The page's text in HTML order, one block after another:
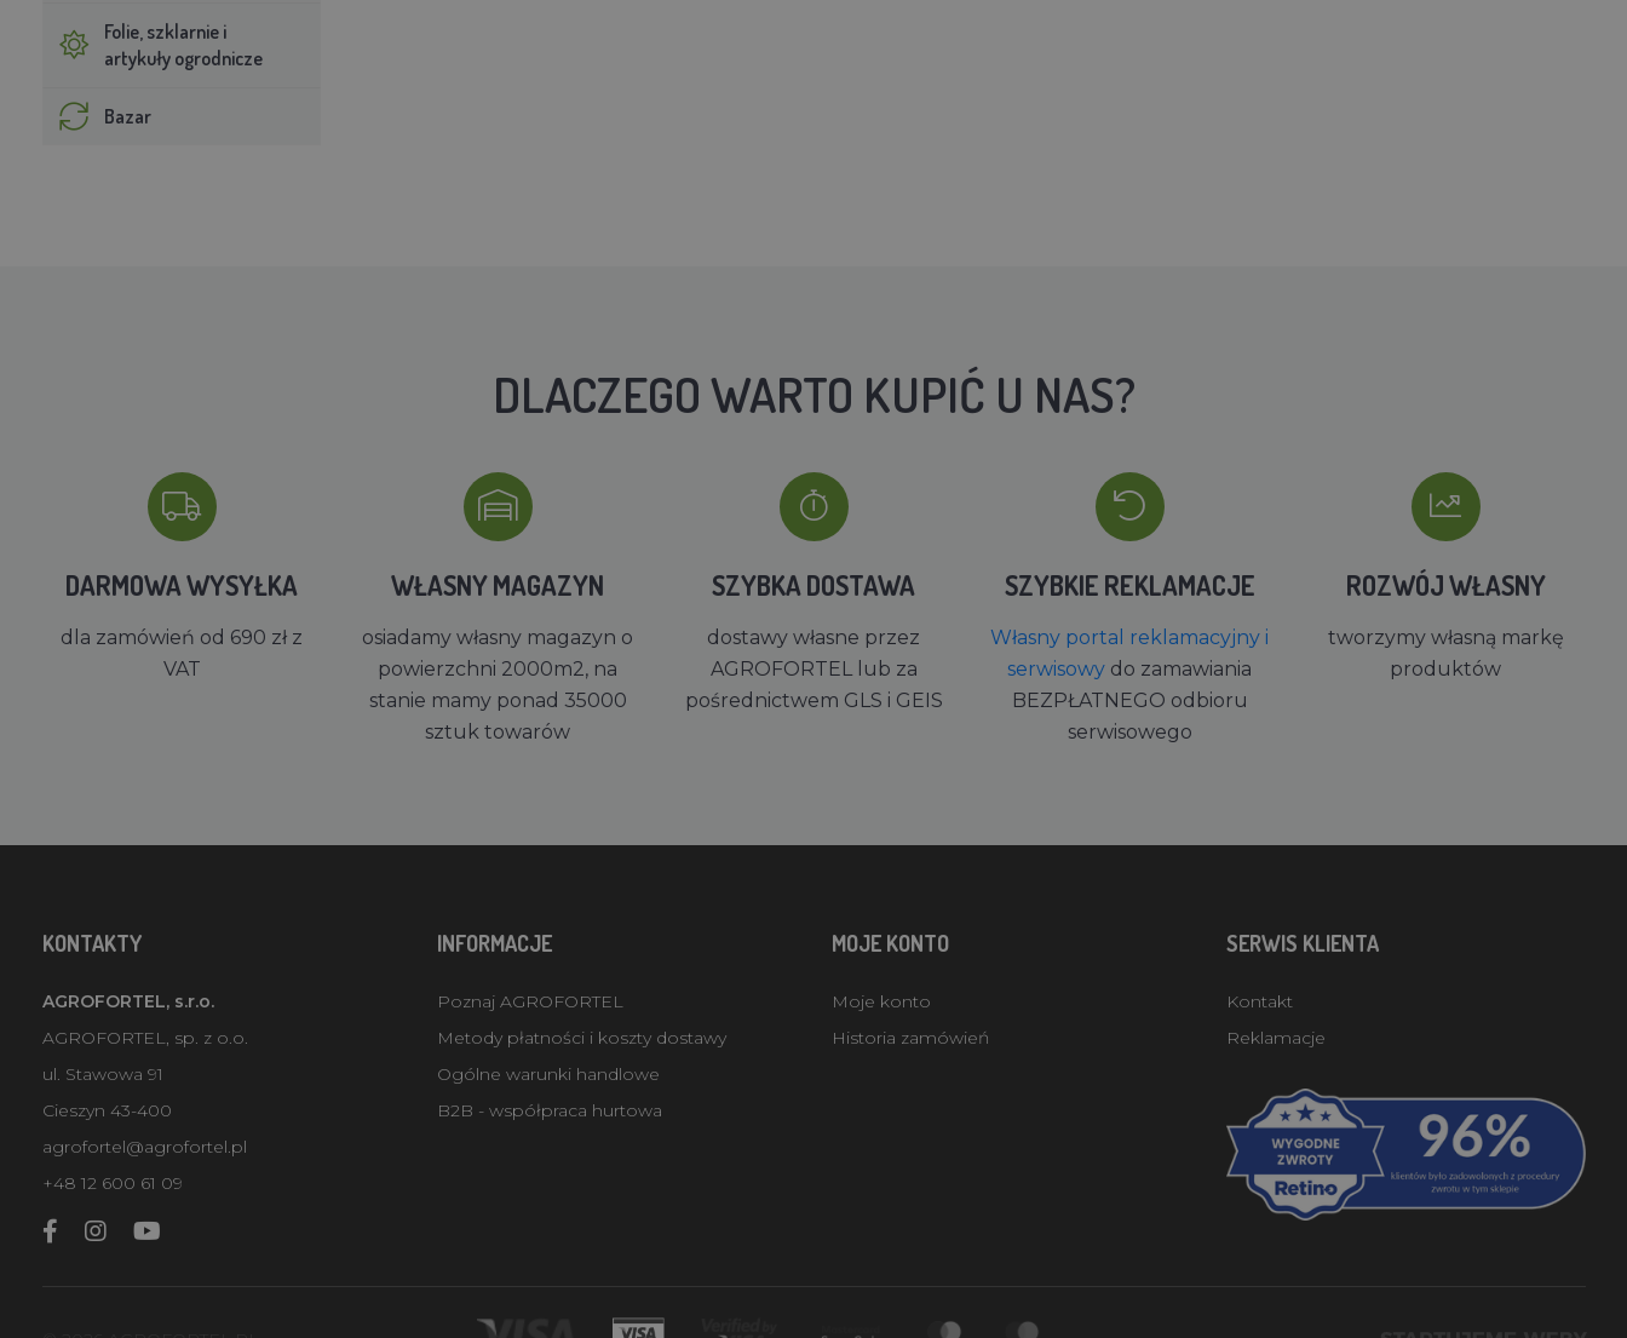
Folie, szklarnie i
artykuły ogrodnicze
Bazar
DLACZEGO WARTO KUPIĆ U NAS?
DARMOWA WYSYŁKA
dla zamówień od 690 zł z
VAT
WŁASNY MAGAZYN
osiadamy własny magazyn o
powierzchni 2000m2, na
stanie mamy ponad 35000
sztuk towarów
SZYBKA DOSTAWA
dostawy własne przez
AGROFORTEL lub za
pośrednictwem GLS i GEIS
SZYBKIE REKLAMACJE
Własny portal reklamacyjny i
serwisowy do zamawiania
BEZPŁATNEGO odbioru
serwisowego
ROZWÓJ WŁASNY
tworzymy własną markę
produktów
KONTAKTY
AGROFORTEL, s.r.o.
AGROFORTEL, sp. z o.o.
ul. Stawowa 91
Cieszyn 43-400
agrofortel@agrofortel.pl
+48 12 600 61 09
INFORMACJE
Poznaj AGROFORTEL
Metody płatności i koszty dostawy
Ogólne warunki handlowe
B2B - współpraca hurtowa
MOJE KONTO
Moje konto
Historia zamówień
SERWIS KLIENTA
Kontakt
Reklamacje